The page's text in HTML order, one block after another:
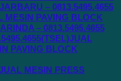
– 0813.5495.4655
MESIN PAVING BLOCK
– 0813.5495.4655
PAVING BLOCK
MESIN PRESS